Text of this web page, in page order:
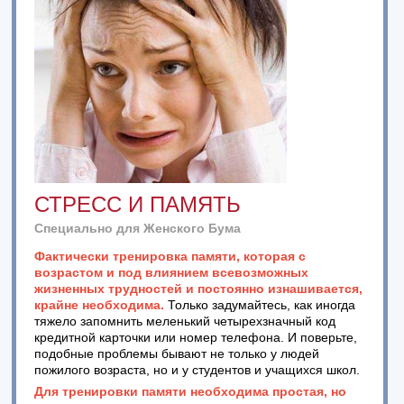
СТРЕСС И ПАМЯТЬ
Специально для Женского Бума
Фактически тренировка памяти, которая с
возрастом и под влиянием всевозможных
жизненных трудностей и постоянно изнашивается,
крайне необходима. Только задумайтесь, как иногда
тяжело запомнить меленький четырехзначный код
кредитной карточки или номер телефона. И поверьте,
подобные проблемы бывают не только у людей
пожилого возраста, но и у студентов и учащихся школ.
Для тренировки памяти необходима простая, но